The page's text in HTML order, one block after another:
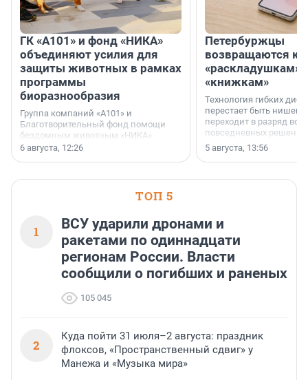
ГК «А101» и фонд «НИКА»
объединяют усилия для
защиты животных в рамках
программы
биоразнообразия
Группа компаний «А101» и
Благотворительный фонд помощи
бездомным животным «НИКА»
заключили соглашение о
6 августа, 12:26
Петербуржцы
возвращаются к
«раскладушкам»
«книжкам»
Технология гибких
перестает быть
переходит в разряд
повседневных
5 августа, 13:56
ТОП 5
1
ВСУ ударили дронами и
ракетами по одиннадцати
регионам России. Власти
сообщили о погибших и раненых
105 045
2
Куда пойти 31 июля–2 августа: праздник
флоксов, «Пространственный сдвиг» у
Манежа и «Музыка мира»